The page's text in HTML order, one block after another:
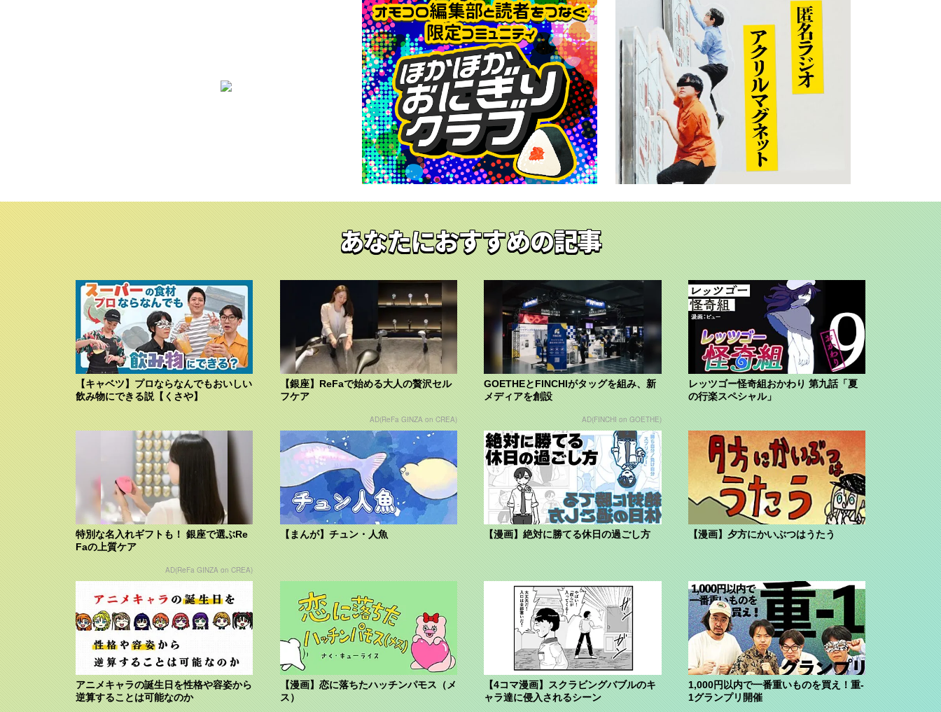
あなたにおすすめの記事
【キャベツ】プロならなんでもおいしい
飲み物にできる説【くさや】
【銀座】ReFaで始める大人の贅沢セル
フケア
AD(ReFa GINZA on CREA)
GOETHEとFINCHIがタッグを組み、新
メディアを創設
AD(FINCHI on GOETHE)
レッツゴー怪奇組おかわり 第九話「夏
の行楽スペシャル」
特別な名入れギフトも！ 銀座で選ぶRe
Faの上質ケア
AD(ReFa GINZA on CREA)
【まんが】チュン・人魚 【漫画】絶対に勝てる休日の過ごし方 【漫画】夕方にかいぶつはうたう
アニメキャラの誕生日を性格や容姿から
逆算することは可能なのか
【漫画】恋に落ちたハッチンパモス（メ
ス）
【4コマ漫画】スクラビングバブルのキ
ャラ達に侵入されるシーン
1,000円以内で一番重いものを買え！重-
1グランプリ開催